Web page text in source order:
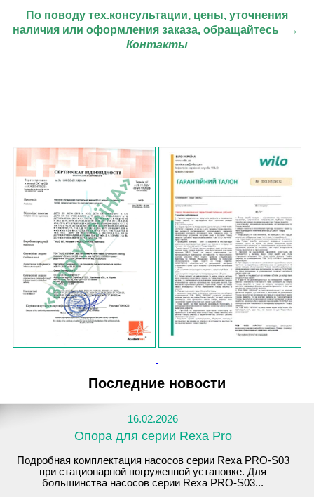
По поводу тех.консультации, цены, уточнения
наличия или оформления заказа, обращайтесь
→
Контакты
Последние новости
16.02.2026
Опора для серии Rexa Pro
Подробная комплектация насосов серии Rexa PRO-S03
при стационарной погруженной установке. Для
большинства насосов серии Rexa PRO-S03...